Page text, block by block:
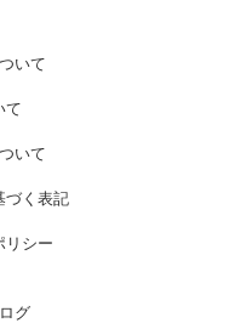
いて
て
いて
づく表記
リシー
グ